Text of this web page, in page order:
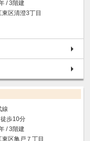
/ 3階建
東区清澄3丁目
線
歩10分
/ 3階建
区亀戸７丁目